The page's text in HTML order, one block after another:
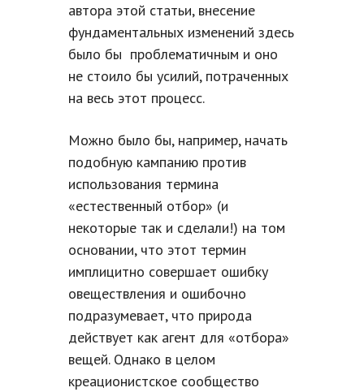
автора этой статьи, внесение
фундаментальных изменений здесь
было бы проблематичным и оно
не стоило бы усилий, потраченных
на весь этот процесс.
Можно было бы, например, начать
подобную кампанию против
использования термина
«естественный отбор» (и
некоторые так и сделали!) на том
основании, что этот термин
имплицитно совершает ошибку
овеществления и ошибочно
подразумевает, что природа
действует как агент для «отбора»
вещей. Однако в целом
креационистское сообщество